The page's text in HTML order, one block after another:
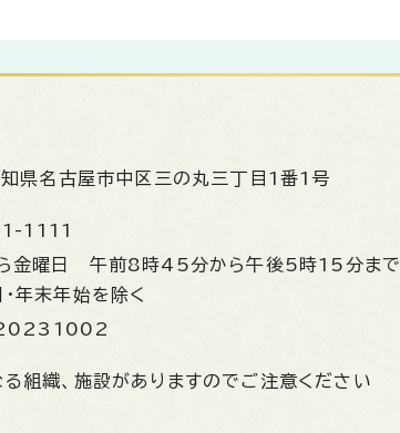
県名古屋市中区三の丸三丁目1番1号
1111
金曜日 午前8時45分から午後5時15分まで
・年末年始を除く
組織、施設がありますのでご注意ください